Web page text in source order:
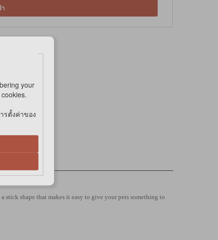
stick shape that makes it easy to give your pets something to
your
รตั้งค่าของ